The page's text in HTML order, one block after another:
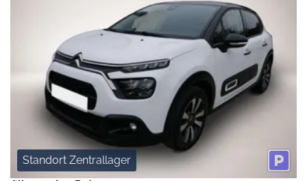
Standort Zentrallager